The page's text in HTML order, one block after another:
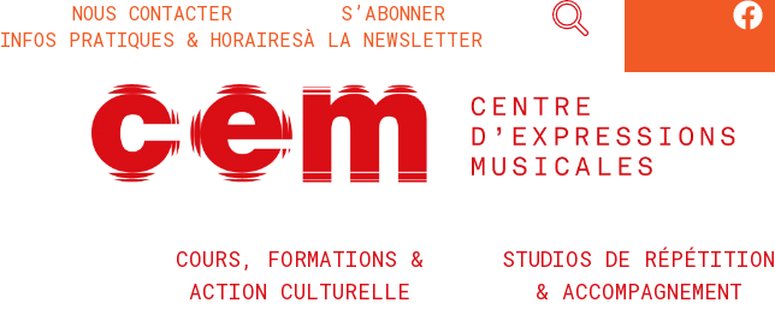
NOUS CONTACTER
INFOS PRATIQUES & HORAIRES
S’ABONNER
À LA NEWSLETTER
COURS, FORMATIONS &
ACTION CULTURELLE
STUDIOS DE RÉPÉTITION
& ACCOMPAGNEMENT